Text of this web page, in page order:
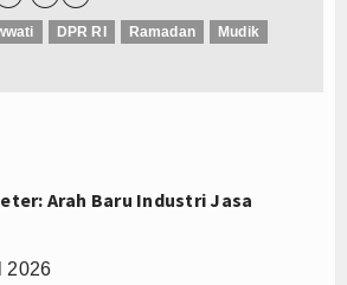
DPR RI Ramadan
Mudik
Arah Baru Industri Jasa
2026